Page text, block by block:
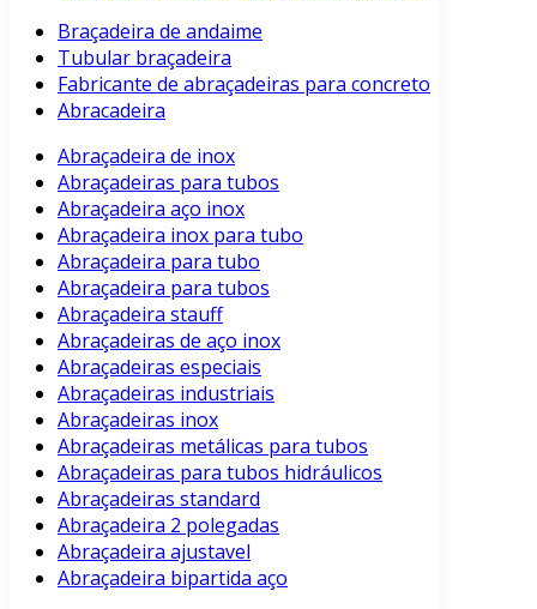
Braçadeira de andaime
Tubular braçadeira
Fabricante de abraçadeiras para concreto
Abracadeira
Abraçadeira de inox
Abraçadeiras para tubos
Abraçadeira aço inox
Abraçadeira inox para tubo
Abraçadeira para tubo
Abraçadeira para tubos
Abraçadeira stauff
Abraçadeiras de aço inox
Abraçadeiras especiais
Abraçadeiras industriais
Abraçadeiras inox
Abraçadeiras metálicas para tubos
Abraçadeiras para tubos hidráulicos
Abraçadeiras standard
Abraçadeira 2 polegadas
Abraçadeira ajustavel
Abraçadeira bipartida aço